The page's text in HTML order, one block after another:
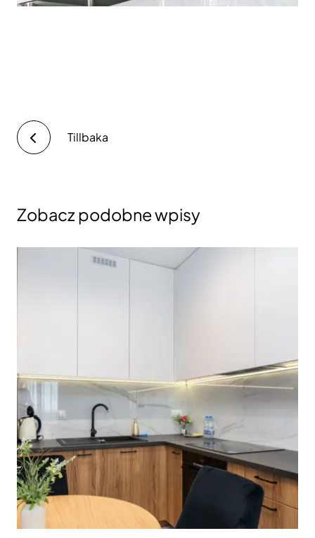
Tillbaka
Zobacz podobne wpisy